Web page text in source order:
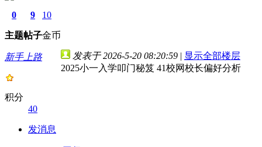
0
主题
9
帖子
10
金币
新手上路
积分
40
发消息
发表于 2026-5-20 08:20:59 | 显示全部楼层
2025小一入学叩门秘笈 41校网校长偏好分析